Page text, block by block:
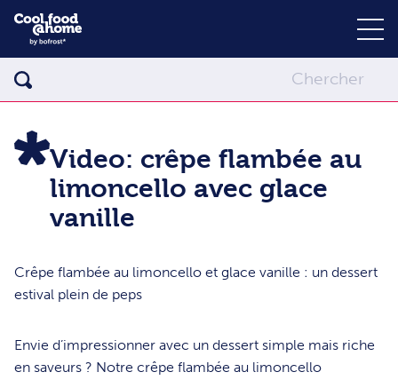
Video: crêpe flambée au
limoncello avec glace
vanille
Crêpe flambée au limoncello et glace vanille : un dessert
estival plein de peps
Envie d’impressionner avec un dessert simple mais riche
en saveurs ? Notre crêpe flambée au limoncello